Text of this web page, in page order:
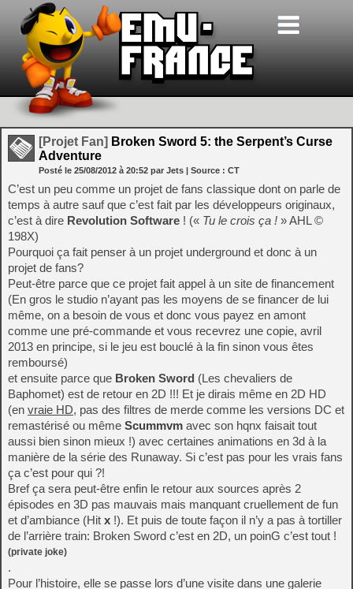
[Projet Fan] Broken Sword 5: the Serpent’s Curse
Adventure
Posté le 25/08/2012 à 20:52 par Jets | Source : CT
C’est un peu comme un projet de fans classique dont on parle de
temps à autre sauf que c’est fait par les développeurs originaux,
c’est à dire Revolution Software ! (« Tu le crois ça ! » AHL ©
198X)
Pourquoi ça fait penser à un projet underground et donc à un
projet de fans?
Peut-être parce que ce projet fait appel à un site de financement
(En gros le studio n’ayant pas les moyens de se financer de lui
même, on a besoin de vous et donc vous payez en amont
comme une pré-commande et vous recevrez une copie, avril
2013 en principe, si le jeu est bouclé à la fin sinon vous êtes
remboursé)
et ensuite parce que Broken Sword (Les chevaliers de
Baphomet) est de retour en 2D !!! Et je dirais même en 2D HD
(en vraie HD, pas des filtres de merde comme les versions DC et
remastérisé ou même Scummvm avec son hqnx faisait tout
aussi bien sinon mieux !) avec certaines animations en 3d à la
manière de la série des Runaway. Si c’est pas pour les vrais fans
ça c’est pour qui ?!
Bref ça sera peut-être enfin le retour aux sources après 2
épisodes en 3D pas mauvais mais manquant cruellement de fun
et d’ambiance (Hit x !). Et puis de toute façon il n’y a pas à tortiller
de l’arrière train: Broken Sword c’est en 2D, un poinG c’est tout !
(private joke)
.
Pour l’histoire, elle se passe lors d’une visite dans une galerie